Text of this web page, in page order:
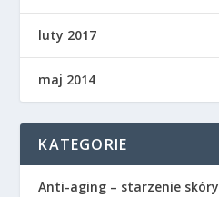
luty 2017
maj 2014
KATEGORIE
Anti-aging – starzenie skóry